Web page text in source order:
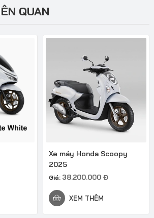
QUAN
Xe máy Honda Scoopy
2025
Giá: 38.200.000 Đ
XEM THÊM